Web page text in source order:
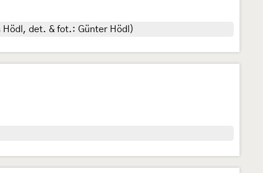
Hödl, det. & fot.: Günter Hödl)